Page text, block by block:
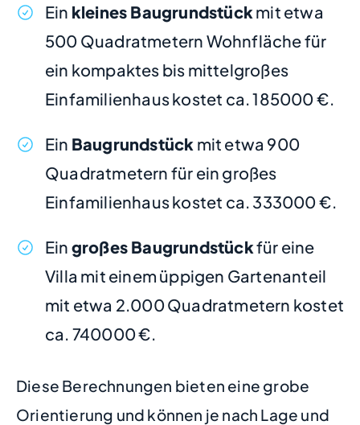
Ein kleines Baugrundstückmit etwa
500 Quadratmetern Wohnfläche für
ein kompaktes bis mittelgroßes
Einfamilienhaus kostet ca. 185000 €.
Ein Baugrundstück mit etwa 900
Quadratmetern für ein großes
Einfamilienhaus kostet ca. 333000 €.
Ein großes Baugrundstückfür eine
Villa mit einem üppigen Gartenanteil
mit etwa 2.000 Quadratmetern kostet
ca. 740000 €.
Diese Berechnungen bieten eine grobe
Orientierung und können je nach Lage und